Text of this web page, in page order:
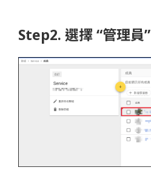
Step2. 選擇 “管理員”